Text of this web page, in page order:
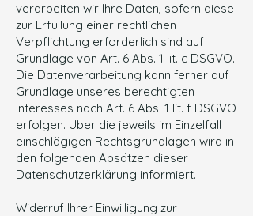
verarbeiten wir Ihre Daten, sofern diese
zur Erfüllung einer rechtlichen
Verpflichtung erforderlich sind auf
Grundlage von Art. 6 Abs. 1 lit. c DSGVO.
Die Datenverarbeitung kann ferner auf
Grundlage unseres berechtigten
Interesses nach Art. 6 Abs. 1 lit. f DSGVO
erfolgen. Über die jeweils im Einzelfall
einschlägigen Rechtsgrundlagen wird in
den folgenden Absätzen dieser
Datenschutzerklärung informiert.
Widerruf Ihrer Einwilligung zur